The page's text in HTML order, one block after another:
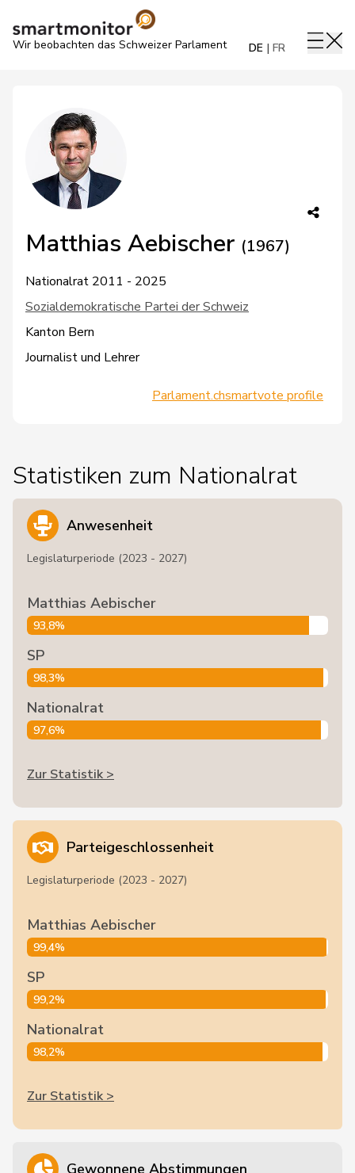
Wir beobachten das Schweizer Parlament DE FR
Matthias Aebischer (1967)
Nationalrat 2011 - 2025
Sozialdemokratische Partei der Schweiz
Kanton Bern
Journalist und Lehrer
Parlament.chsmartvote profile
Statistiken zum Nationalrat
Anwesenheit
Legislaturperiode (2023 - 2027)
Matthias Aebischer
93,8%
SP
98,3%
Nationalrat
97,6%
Zur Statistik >
Parteigeschlossenheit
Legislaturperiode (2023 - 2027)
Matthias Aebischer
99,4%
SP
99,2%
Nationalrat
98,2%
Zur Statistik >
Gewonnene Abstimmungen